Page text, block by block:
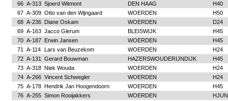
66 A-313 Sjoerd Witmont DEN HAAG
H40
67 A-309 Otto van den Wijngaard WOERDEN
H50
68 A-236 Diane Oskam WOERDEN
D24
69 A-163 Jacco Glerum BLEISWIJK
H45
70 A-187 Erwin Jansen WOERDEN
H45
71
A-114 Lars van Beuzekom WOERDEN
H24
72 A-131 Gerard Bouwman HAZERSWOUDERIJNDIJK
H45
73 A-318 Niek Wouda WOERDEN
H24
74 A-266 Vincent Schwegler WOERDEN
H24
75 A-178 Hendrik Jan Hoogendoorn WOERDEN
H45
76 A-255 Simon Rooijakkers WOERDEN
HJUN